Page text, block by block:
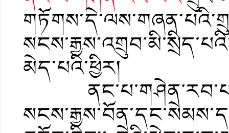
མེད་པའི་ཕྱིར།